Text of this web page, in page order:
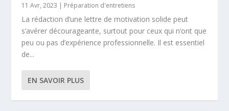
11 Avr, 2023 | Préparation d'entretiens
La rédaction d’une lettre de motivation solide peut
s’avérer décourageante, surtout pour ceux qui n’ont que
peu ou pas d’expérience professionnelle. Il est essentiel
de...
EN SAVOIR PLUS